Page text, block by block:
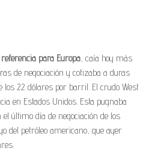
para Europa , caía hoy más
de negociación y cotizaba a duras
los 22 dólares por barril. El crudo West
en Estados Unidos. Esta pugnaba
último día de negociación de los
del petróleo americano, que ayer